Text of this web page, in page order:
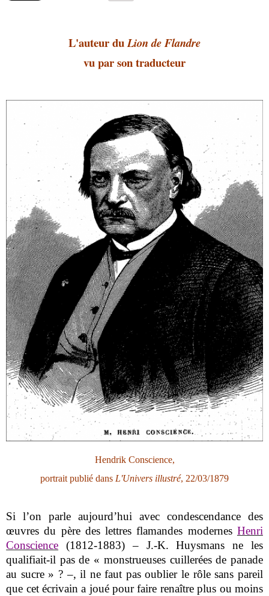
L'auteur duLion de Flandre
vu par son traducteur
Hendrik Conscience,
portrait publié dans L'Univers illustré, 22/03/1879
Si l’on parle aujourd’hui avec condescendance des
œuvres du père des lettres flamandes modernes Henri
Conscience (1812-1883) – J.-K. Huysmans ne les
qualifiait-il pas de « monstrueuses cuillerées de panade
au sucre » ? –, il ne faut pas oublier le rôle sans pareil
que cet écrivain a joué pour faire renaître plus ou moins